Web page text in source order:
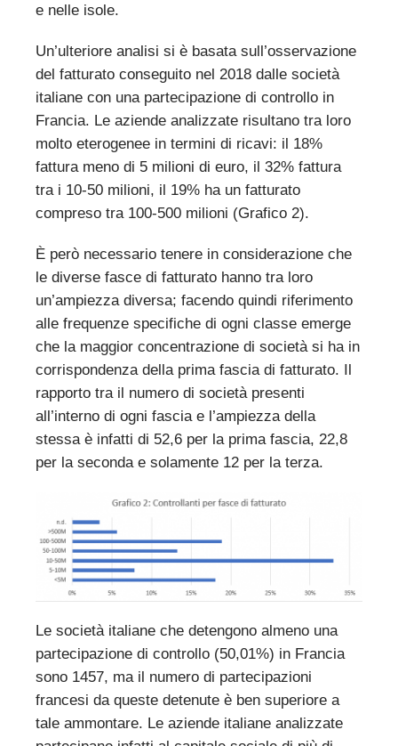
e nelle isole.
Un’ulteriore analisi si è basata sull’osservazione
del fatturato conseguito nel 2018 dalle società
italiane con una partecipazione di controllo in
Francia. Le aziende analizzate risultano tra loro
molto eterogenee in termini di ricavi: il 18%
fattura meno di 5 milioni di euro, il 32% fattura
tra i 10-50 milioni, il 19% ha un fatturato
compreso tra 100-500 milioni (Grafico 2).
È però necessario tenere in considerazione che
le diverse fasce di fatturato hanno tra loro
un’ampiezza diversa; facendo quindi riferimento
alle frequenze specifiche di ogni classe emerge
che la maggior concentrazione di società si ha in
corrispondenza della prima fascia di fatturato. Il
rapporto tra il numero di società presenti
all’interno di ogni fascia e l’ampiezza della
stessa è infatti di 52,6 per la prima fascia, 22,8
per la seconda e solamente 12 per la terza.
Le società italiane che detengono almeno una
partecipazione di controllo (50,01%) in Francia
sono 1457, ma il numero di partecipazioni
francesi da queste detenute è ben superiore a
tale ammontare. Le aziende italiane analizzate